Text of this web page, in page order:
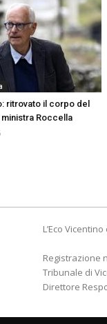
ritrovato il corpo del
Roccella
L’Eco
Registrazione
Tribunale di
Direttore